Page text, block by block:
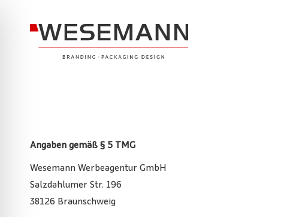
Angaben gemäß § 5 TMG
Wesemann Werbeagentur GmbH
Salzdahlumer Str. 196
38126 Braunschweig